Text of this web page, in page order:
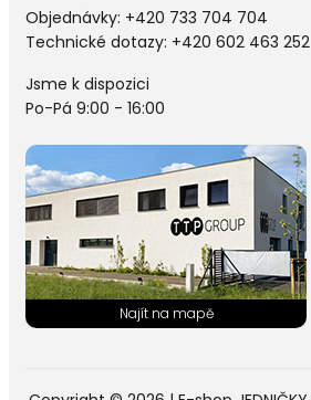
Objednávky: +420 733 704 704
Technické dotazy: +420 602 463 252
Jsme k dispozici
Po-Pá 9:00 - 16:00